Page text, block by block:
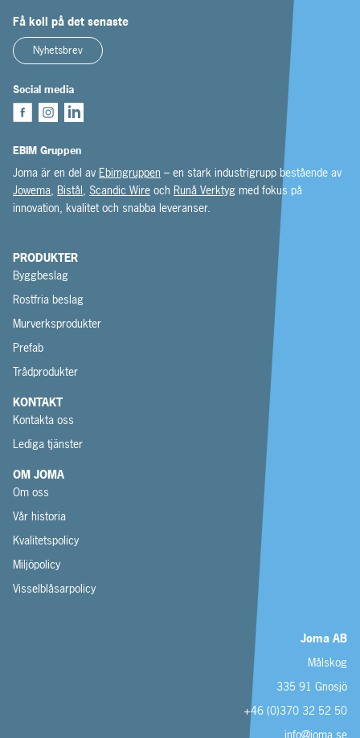
Få koll på det senaste
Nyhetsbrev
Social media
EBIM Gruppen
Joma är en del av Ebimgruppen – en stark industrigrupp bestående av
Jowema, Bistål, Scandic Wire och Runå Verktyg med fokus på
innovation, kvalitet och snabba leveranser.
PRODUKTER
Byggbeslag
Rostfria beslag
Murverksprodukter
Prefab
Trådprodukter
KONTAKT
Kontakta oss
Lediga tjänster
OM JOMA
Om oss
Vår historia
Kvalitetspolicy
Miljöpolicy
Visselblåsarpolicy
Joma AB
Målskog
335 91 Gnosjö
+46 (0)370 32 52 50
info@joma.se